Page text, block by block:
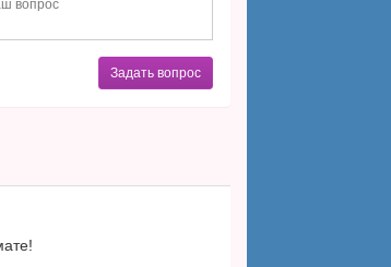
Задать вопрос